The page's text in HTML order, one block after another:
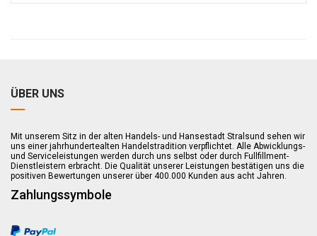
ÜBER UNS
Mit unserem Sitz in der alten Handels- und Hansestadt Stralsund sehen wir
uns einer jahrhundertealten Handelstradition verpflichtet. Alle Abwicklungs-
und Serviceleistungen werden durch uns selbst oder durch Fullfillment-
Dienstleistern erbracht. Die Qualität unserer Leistungen bestätigen uns die
positiven Bewertungen unserer über 400.000 Kunden aus acht Jahren.
Zahlungssymbole